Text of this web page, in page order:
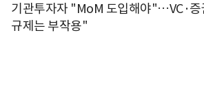
기관투자자 "MoM 도입해야"…VC·증
규제는 부작용"